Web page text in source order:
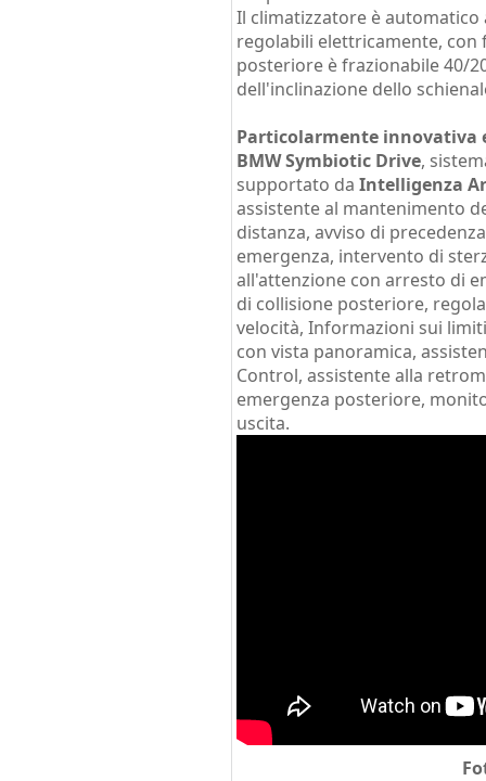
Il climatizzatore è
regolabili elettricamente, con
posteriore è frazionabile 40/
dell'inclinazione dello
Particolarmente innovativa
BMW Symbiotic Drive,
supportato da Intelligenza
assistente al mantenimento
distanza, avviso di
emergenza, intervento di
all'attenzione con arresto di
di collisione posteriore,
velocità, Informazioni sui
con vista panoramica,
Control, assistente alla
emergenza posteriore,
uscita.